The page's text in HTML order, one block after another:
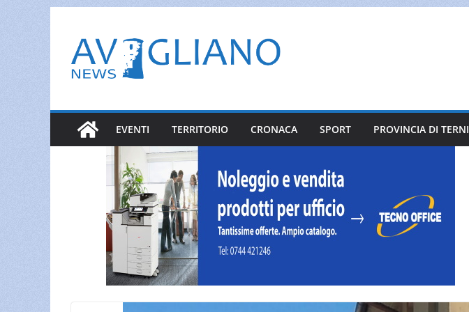
contenuto
EVENTI TERRITORIO CRONACA SPORT PROVINCIA DI TERNI